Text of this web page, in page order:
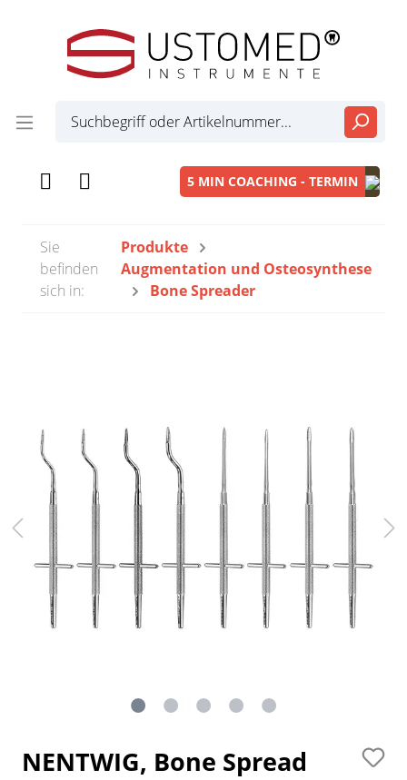
5 MIN COACHING - TERMIN
Sie
befinden
sich in:
Produkte
Augmentation und Osteosynthese
Bone Spreader
NENTWIG, Bone Spread